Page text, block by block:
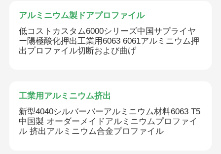
アルミニウム製ドアプロファイル
低コストカスタム6000シリーズ中国サプライヤ
ー陽極酸化押出工業用6063 6061アルミニウム押
出プロファイル切断および曲げ
工業用アルミニウム挤出
新型4040シルバーバーアルミニウム材料6063 T5
中国製 オーダーメイドアルミニウムプロファイ
ル 挤出アルミニウム合金プロファイル